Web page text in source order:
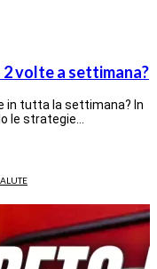
volte a settimana?
in tutta la settimana? In
le strategie…